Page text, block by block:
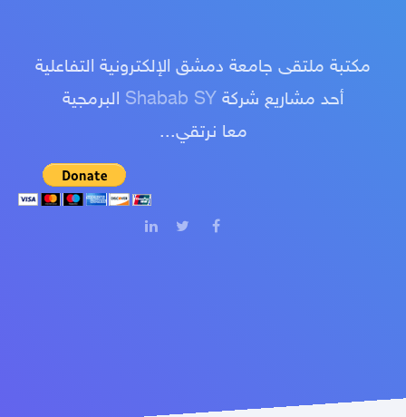
مكتبة ملتقى جامعة دمشق الإلكترونية التفاعلية
أحد مشاريع شركة Shabab SY البرمجية
معا نرتقي...